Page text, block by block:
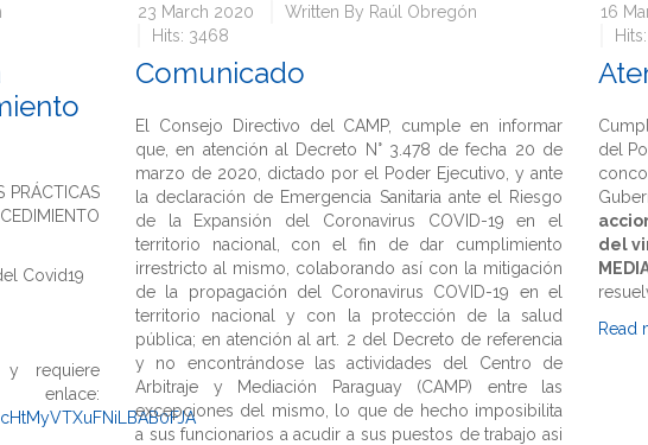
Covid19
y requiere
23 March 2020 Written By Raúl Obregón
Hits: 3468
Comunicado
El Consejo Directivo del CAMP, cumple en informar
que, en atención al Decreto N° 3.478 de fecha 20 de
marzo de 2020, dictado por el Poder Ejecutivo, y ante
la declaración de Emergencia Sanitaria ante el Riesgo
de la Expansión del Coronavirus COVID-19 en el
territorio nacional, con el fin de dar cumplimiento
irrestricto al mismo, colaborando así con la mitigación
de la propagación del Coronavirus COVID-19 en el
territorio nacional y con la protección de la salud
pública; en atención al art. 2 del Decreto de referencia
y no encontrándose las actividades del Centro de
Arbitraje y Mediación Paraguay (CAMP) entre las
excepciones del mismo, lo que de hecho imposibilita
a sus funcionarios a acudir a sus puestos de trabajo asi
16
del
del
Read